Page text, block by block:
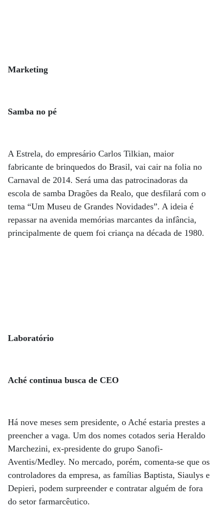
Marketing
Samba no pé
A Estrela, do empresário Carlos Tilkian, maior
fabricante de brinquedos do Brasil, vai cair na folia no
Carnaval de 2014. Será uma das patrocinadoras da
escola de samba Dragões da Realo, que desfilará com o
tema “Um Museu de Grandes Novidades”. A ideia é
repassar na avenida memórias marcantes da infância,
principalmente de quem foi criança na década de 1980.
Laboratório
Aché continua busca de CEO
Há nove meses sem presidente, o Aché estaria prestes a
preencher a vaga. Um dos nomes cotados seria Heraldo
Marchezini, ex-presidente do grupo Sanofi-
Aventis/Medley. No mercado, porém, comenta-se que os
controladores da empresa, as famílias Baptista, Siaulys e
Depieri, podem surpreender e contratar alguém de fora
do setor farmarcêutico.